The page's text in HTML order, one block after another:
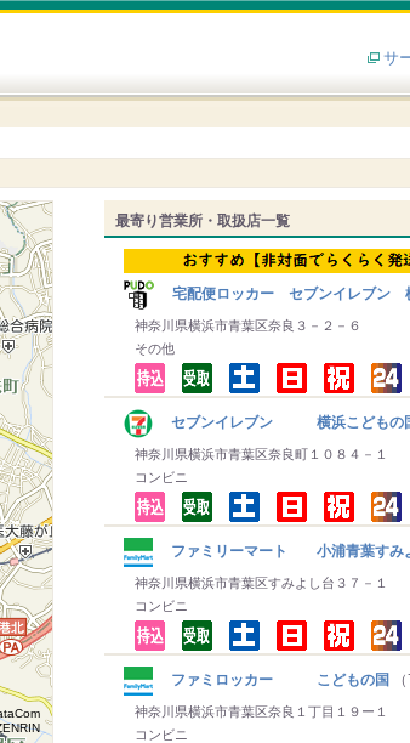
サ
最寄り営業所・取扱店一覧
宅配便ロッカー セブンイレブン
神奈川県横浜市青葉区奈良３－２－６
その他
セブンイレブン 横浜こどもの
神奈川県横浜市青葉区奈良町１０８４－１
コンビニ
ファミリーマート 小浦青葉すみ
神奈川県横浜市青葉区すみよし台３７－１
コンビニ
ファミロッカー こどもの国
神奈川県横浜市青葉区奈良１丁目１９ー１
コンビニ